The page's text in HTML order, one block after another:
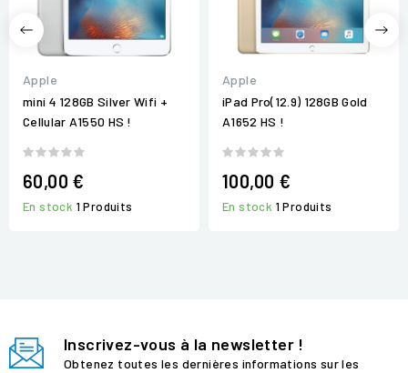
Apple
mini 4 128GB Silver Wifi +
Cellular A1550 HS !
60,00 €
En stock 1 Produits
Apple
iPad Pro(12.9) 128GB Gold
A1652 HS !
100,00 €
En stock 1 Produits
Inscrivez-vous à la newsletter !
Obtenez toutes les dernières informations sur les